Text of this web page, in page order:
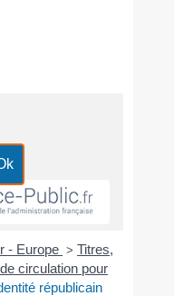
- Europe > Titres,
circulation pour
républicain